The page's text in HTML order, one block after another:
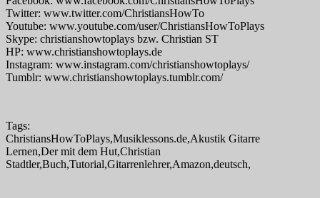
Twitter: www.twitter.com/ChristiansHowTo
Youtube: www.youtube.com/user/ChristiansHowToPlays
Skype: christianshowtoplays bzw. Christian ST
HP: www.christianshowtoplays.de
Instagram: www.instagram.com/christianshowtoplays/
Tumblr: www.christianshowtoplays.tumblr.com/
Tags:
ChristiansHowToPlays,Musiklessons.de,Akustik Gitarre
Lernen,Der mit dem Hut,Christian
Stadtler,Buch,Tutorial,Gitarrenlehrer,Amazon,deutsch,